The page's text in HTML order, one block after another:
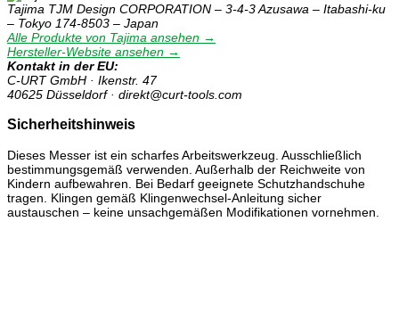
Tajima TJM Design CORPORATION – 3-4-3 Azusawa – Itabashi-ku
– Tokyo 174-8503 – Japan
Alle Produkte von Tajima ansehen →
Hersteller-Website ansehen →
Kontakt in der EU:
C-URT GmbH · Ikenstr. 47
40625 Düsseldorf · direkt@curt-tools.com
Sicherheitshinweis
Dieses Messer ist ein scharfes Arbeitswerkzeug. Ausschließlich
bestimmungsgemäß verwenden. Außerhalb der Reichweite von
Kindern aufbewahren. Bei Bedarf geeignete Schutzhandschuhe
tragen. Klingen gemäß Klingenwechsel-Anleitung sicher
austauschen – keine unsachgemäßen Modifikationen vornehmen.